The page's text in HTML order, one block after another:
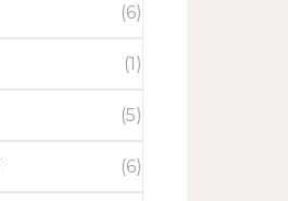
(6)
(1)
(5)
(6)